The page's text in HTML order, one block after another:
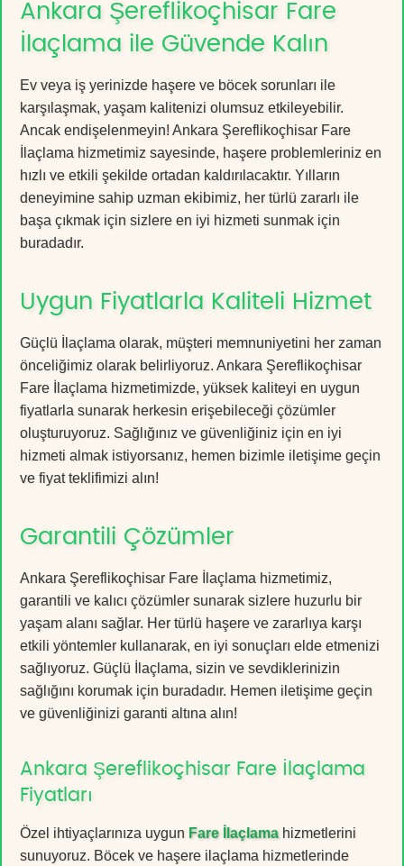
Ankara Şereflikoçhisar Fare
İlaçlama ile Güvende Kalın
Ev veya iş yerinizde haşere ve böcek sorunları ile
karşılaşmak, yaşam kalitenizi olumsuz etkileyebilir.
Ancak endişelenmeyin! Ankara Şereflikoçhisar Fare
İlaçlama hizmetimiz sayesinde, haşere problemleriniz en
hızlı ve etkili şekilde ortadan kaldırılacaktır. Yılların
deneyimine sahip uzman ekibimiz, her türlü zararlı ile
başa çıkmak için sizlere en iyi hizmeti sunmak için
buradadır.
Uygun Fiyatlarla Kaliteli Hizmet
Güçlü İlaçlama olarak, müşteri memnuniyetini her zaman
önceliğimiz olarak belirliyoruz. Ankara Şereflikoçhisar
Fare İlaçlama hizmetimizde, yüksek kaliteyi en uygun
fiyatlarla sunarak herkesin erişebileceği çözümler
oluşturuyoruz. Sağlığınız ve güvenliğiniz için en iyi
hizmeti almak istiyorsanız, hemen bizimle iletişime geçin
ve fiyat teklifimizi alın!
Garantili Çözümler
Ankara Şereflikoçhisar Fare İlaçlama hizmetimiz,
garantili ve kalıcı çözümler sunarak sizlere huzurlu bir
yaşam alanı sağlar. Her türlü haşere ve zararlıya karşı
etkili yöntemler kullanarak, en iyi sonuçları elde etmenizi
sağlıyoruz. Güçlü İlaçlama, sizin ve sevdiklerinizin
sağlığını korumak için buradadır. Hemen iletişime geçin
ve güvenliğinizi garanti altına alın!
Ankara Şereflikoçhisar Fare İlaçlama
Fiyatları
Özel ihtiyaçlarınıza uygun Fare İlaçlamahizmetlerini
sunuyoruz. Böcek ve haşere ilaçlama hizmetlerinde